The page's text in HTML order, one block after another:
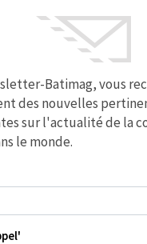
Batimag, vous
des nouvelles
sur l'actualité de la
le monde.